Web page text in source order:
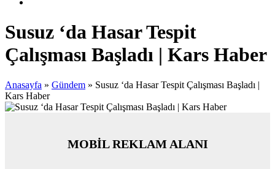
Susuz ‘da Hasar Tespit
Çalışması Başladı | Kars Haber
Anasayfa » Gündem » Susuz ‘da Hasar Tespit Çalışması Başladı |
Kars Haber
MOBİL REKLAM ALANI